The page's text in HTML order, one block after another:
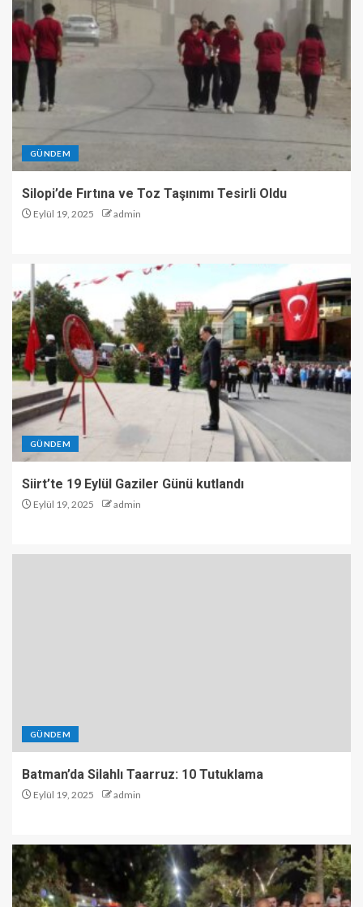
GÜNDEM
Silopi’de Fırtına ve Toz Taşınımı Tesirli Oldu
Eylül 19, 2025 admin
GÜNDEM
Siirt’te 19 Eylül Gaziler Günü kutlandı
Eylül 19, 2025 admin
GÜNDEM
Batman’da Silahlı Taarruz: 10 Tutuklama
Eylül 19, 2025 admin